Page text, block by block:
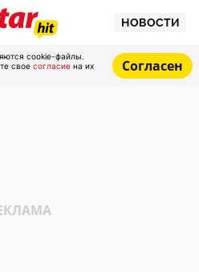
НОВОСТИ
cookie-файлы.
свое согласие на их
Согласен